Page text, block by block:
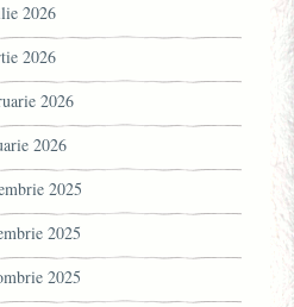
2026
2026
2026
2026
2025
2025
2025